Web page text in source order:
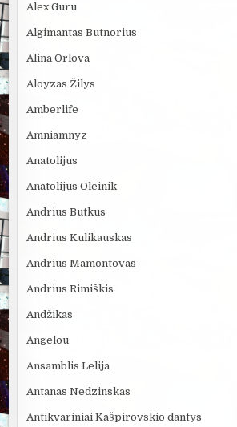
Alex Guru
Algimantas Butnorius
Alina Orlova
Aloyzas Žilys
Amberlife
Amniamnyz
Anatolijus
Anatolijus Oleinik
Andrius Butkus
Andrius Kulikauskas
Andrius Mamontovas
Andrius Rimiškis
Andžikas
Angelou
Ansamblis Lelija
Antanas Nedzinskas
Antikvariniai Kašpirovskio dantys